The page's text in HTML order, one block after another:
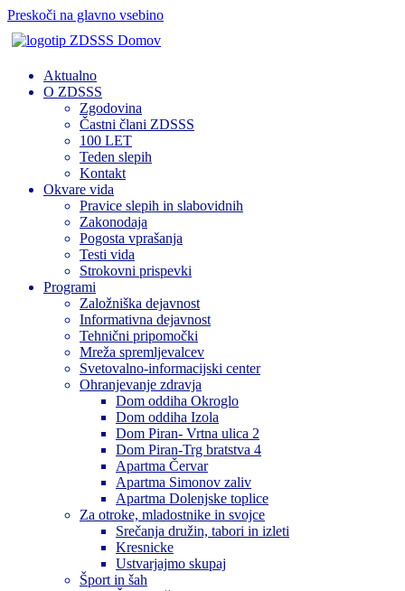
Preskoči na glavno vsebino
Domov
Aktualno
O ZDSSS
Zgodovina
Častni člani ZDSSS
100 LET
Teden slepih
Kontakt
Okvare vida
Pravice slepih in slabovidnih
Zakonodaja
Pogosta vprašanja
Testi vida
Strokovni prispevki
Programi
Založniška dejavnost
Informativna dejavnost
Tehnični pripomočki
Mreža spremljevalcev
Svetovalno-informacijski center
Ohranjevanje zdravja
Dom oddiha Okroglo
Dom oddiha Izola
Dom Piran- Vrtna ulica 2
Dom Piran-Trg bratstva 4
Apartma Červar
Apartma Simonov zaliv
Apartma Dolenjske toplice
Za otroke, mladostnike in svojce
Srečanja družin, tabori in izleti
Kresnicke
Ustvarjajmo skupaj
Šport in šah